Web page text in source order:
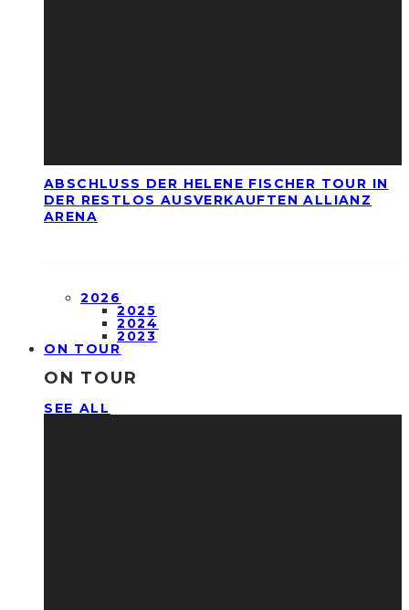
ABSCHLUSS DER HELENE FISCHER TOUR IN
DER RESTLOS AUSVERKAUFTEN ALLIANZ
ARENA
2026
2025
2024
2023
ON TOUR
ON TOUR
SEE ALL